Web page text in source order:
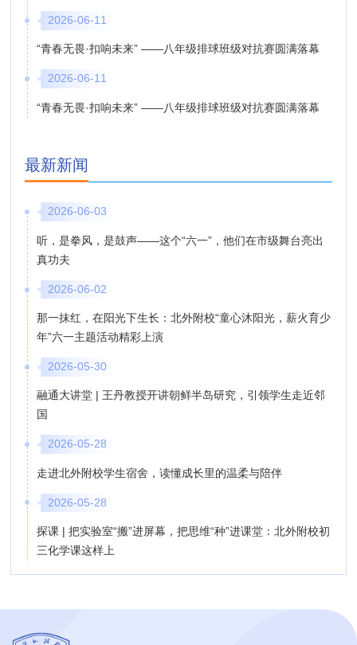
2026-06-11
“青春无畏·扣响未来” ——八年级排球班级对抗赛圆满落幕
2026-06-11
“青春无畏·扣响未来” ——八年级排球班级对抗赛圆满落幕
最新新闻
2026-06-03
听，是拳风，是鼓声——这个“六一”，他们在市级舞台亮出
真功夫
2026-06-02
那一抹红，在阳光下生长：北外附校“童心沐阳光，薪火育少
年”六一主题活动精彩上演
2026-05-30
融通大讲堂 | 王丹教授开讲朝鲜半岛研究，引领学生走近邻
国
2026-05-28
走进北外附校学生宿舍，读懂成长里的温柔与陪伴
2026-05-28
探课 | 把实验室“搬”进屏幕，把思维“种”进课堂：北外附校初
三化学课这样上